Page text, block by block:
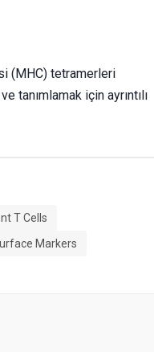
(MHC) tetramerleri
tanımlamak için ayrıntılı
T Cells
Markers